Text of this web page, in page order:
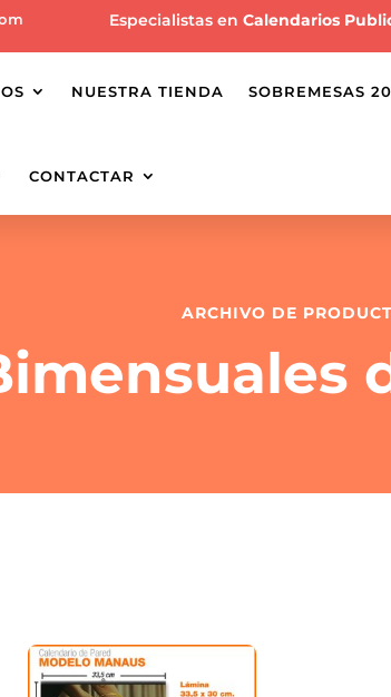
Especialistas enCalendarios
NUESTRA TIENDA SOBREMESAS
CONTACTAR
ARCHIVO DE